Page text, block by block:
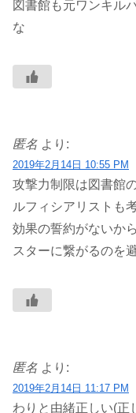
図書館も元ワンキル
な
匿名 より:
2019年2月14日 10:55 PM
攻撃力制限は図書館
ルフィシアリストも
効果の誓約がないか
スターに繋がるのを
匿名 より:
2019年2月14日 11:17 PM
わりと由緒正しい(正